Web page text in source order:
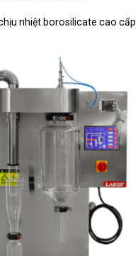
nhiệt borosilicate cao cấp